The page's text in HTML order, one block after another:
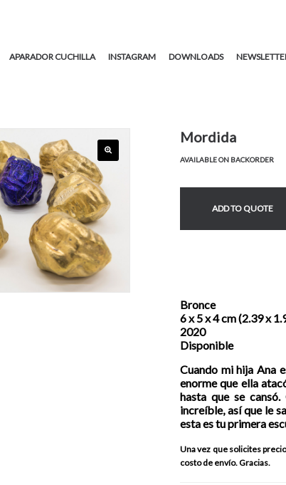
APARADOR CUCHILLA INSTAGRAM DOWNLOADS
Mordida
AVAILABLE ON BACKORDER
ADD TO QUOTE
Bronce
6 x 5 x 4 cm (2.39 x
2020
Disponible
Cuando mi hija Ana
enorme que ella
hasta que se
increíble, así que le
esta es tu primera
Una vez que solicites
costo de envío. Gracias.